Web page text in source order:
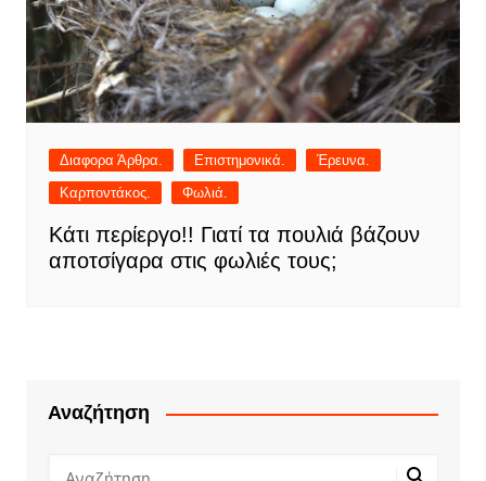
Διαφορα Άρθρα. Επιστημονικά.
Έρευνα.
Καρποντάκος.
Φωλιά.
Κάτι περίεργο!! Γιατί τα πουλιά βάζουν
αποτσίγαρα στις φωλιές τους;
Αναζήτηση